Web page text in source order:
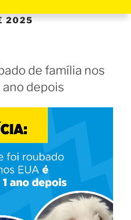
2025
de família nos
ano depois